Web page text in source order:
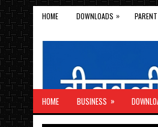
HOME DOWNLOADS »
HOME BUSINESS »